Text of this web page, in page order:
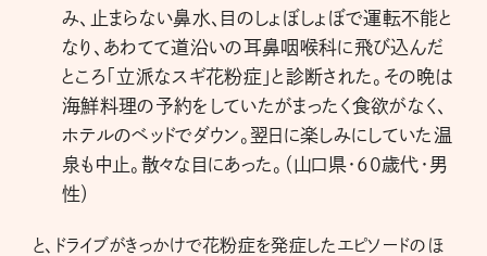
み、止まらない鼻水、目のしょぼしょぼで運転不能と
なり、あわてて道沿いの耳鼻咽喉科に飛び込んだ
ところ「立派なスギ花粉症」と診断された。その晩は
海鮮料理の予約をしていたがまったく食欲がなく、
ホテルのベッドでダウン。翌日に楽しみにしていた温
泉も中止。散々な目にあった。（山口県・60歳代・男
性）
と、ドライブがきっかけで花粉症を発症したエピソードのほ